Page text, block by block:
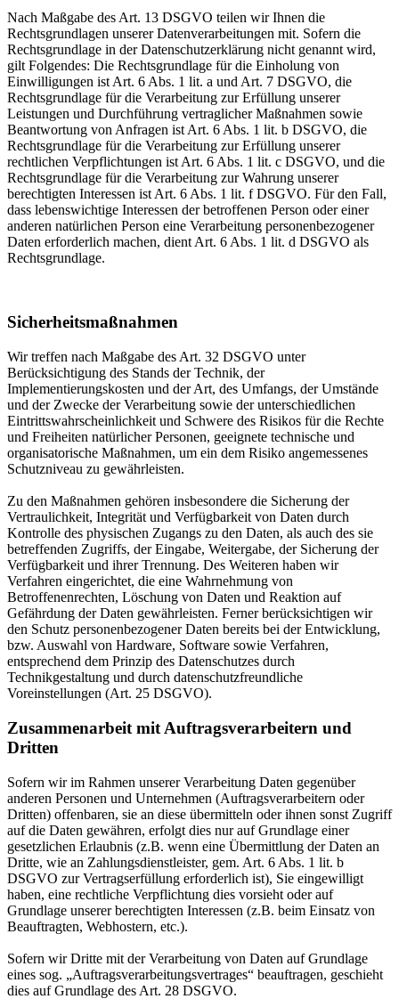
Nach Maßgabe des Art. 13 DSGVO teilen wir Ihnen die
Rechtsgrundlagen unserer Datenverarbeitungen mit. Sofern die
Rechtsgrundlage in der Datenschutzerklärung nicht genannt wird,
gilt Folgendes: Die Rechtsgrundlage für die Einholung von
Einwilligungen ist Art. 6 Abs. 1 lit. a und Art. 7 DSGVO, die
Rechtsgrundlage für die Verarbeitung zur Erfüllung unserer
Leistungen und Durchführung vertraglicher Maßnahmen sowie
Beantwortung von Anfragen ist Art. 6 Abs. 1 lit. b DSGVO, die
Rechtsgrundlage für die Verarbeitung zur Erfüllung unserer
rechtlichen Verpflichtungen ist Art. 6 Abs. 1 lit. c DSGVO, und die
Rechtsgrundlage für die Verarbeitung zur Wahrung unserer
berechtigten Interessen ist Art. 6 Abs. 1 lit. f DSGVO. Für den Fall,
dass lebenswichtige Interessen der betroffenen Person oder einer
anderen natürlichen Person eine Verarbeitung personenbezogener
Daten erforderlich machen, dient Art. 6 Abs. 1 lit. d DSGVO als
Rechtsgrundlage.
Sicherheitsmaßnahmen
Wir treffen nach Maßgabe des Art. 32 DSGVO unter
Berücksichtigung des Stands der Technik, der
Implementierungskosten und der Art, des Umfangs, der Umstände
und der Zwecke der Verarbeitung sowie der unterschiedlichen
Eintrittswahrscheinlichkeit und Schwere des Risikos für die Rechte
und Freiheiten natürlicher Personen, geeignete technische und
organisatorische Maßnahmen, um ein dem Risiko angemessenes
Schutzniveau zu gewährleisten.
Zu den Maßnahmen gehören insbesondere die Sicherung der
Vertraulichkeit, Integrität und Verfügbarkeit von Daten durch
Kontrolle des physischen Zugangs zu den Daten, als auch des sie
betreffenden Zugriffs, der Eingabe, Weitergabe, der Sicherung der
Verfügbarkeit und ihrer Trennung. Des Weiteren haben wir
Verfahren eingerichtet, die eine Wahrnehmung von
Betroffenenrechten, Löschung von Daten und Reaktion auf
Gefährdung der Daten gewährleisten. Ferner berücksichtigen wir
den Schutz personenbezogener Daten bereits bei der Entwicklung,
bzw. Auswahl von Hardware, Software sowie Verfahren,
entsprechend dem Prinzip des Datenschutzes durch
Technikgestaltung und durch datenschutzfreundliche
Voreinstellungen (Art. 25 DSGVO).
Zusammenarbeit mit Auftragsverarbeitern und
Dritten
Sofern wir im Rahmen unserer Verarbeitung Daten gegenüber
anderen Personen und Unternehmen (Auftragsverarbeitern oder
Dritten) offenbaren, sie an diese übermitteln oder ihnen sonst Zugriff
auf die Daten gewähren, erfolgt dies nur auf Grundlage einer
gesetzlichen Erlaubnis (z.B. wenn eine Übermittlung der Daten an
Dritte, wie an Zahlungsdienstleister, gem. Art. 6 Abs. 1 lit. b
DSGVO zur Vertragserfüllung erforderlich ist), Sie eingewilligt
haben, eine rechtliche Verpflichtung dies vorsieht oder auf
Grundlage unserer berechtigten Interessen (z.B. beim Einsatz von
Beauftragten, Webhostern, etc.).
Sofern wir Dritte mit der Verarbeitung von Daten auf Grundlage
eines sog. „Auftragsverarbeitungsvertrages“ beauftragen, geschieht
dies auf Grundlage des Art. 28 DSGVO.